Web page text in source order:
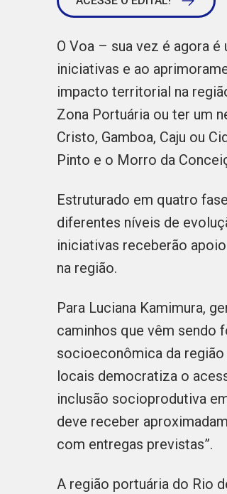
O Voa – sua vez é agora
iniciativas e ao
impacto territorial na
Zona Portuária ou ter um
Cristo, Gamboa, Caju ou
Pinto e o Morro da
Estruturado em quatro
diferentes níveis de
iniciativas receberão
na região.
Para Luciana Kamimura,
caminhos que vêm sendo
socioeconômica da
locais democratiza o
inclusão socioprodutiva
deve receber
com entregas previstas”.
A região portuária do Rio